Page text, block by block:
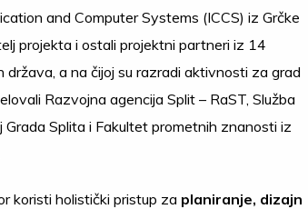
and Computer Systems (ICCS) iz Grčke
projekta i ostali projektni partneri iz 14
država, a na čijoj su razradi aktivnosti za grad
Razvojna agencija Split – RaST, Služba
Grada Splita i Fakultet prometnih znanosti iz
koristi holistički pristup za planiranje, dizajn